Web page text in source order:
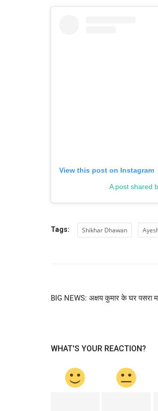
View this post on Instagram
A post shared
Tags: Shikhar Dhawan
BIG NEWS: अक्षय कुमार के घर पसरा
WHAT'S YOUR REACTION?
ATM से पैसे निकालने
लाइन, SBI...